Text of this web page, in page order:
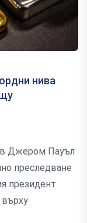
нива
Джером Пауъл
преследване
президент